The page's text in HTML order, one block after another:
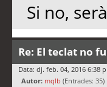
Si no,
Re: El teclat no
Data: dj. feb. 04, 2016 6:38
Autor: mqlb (Entrades: 35)